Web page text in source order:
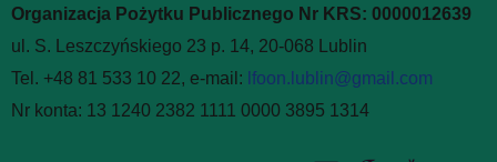
Organizacja Pożytku Publicznego Nr KRS: 0000012639
ul. S. Leszczyńskiego 23 p. 14, 20-068 Lublin
Tel. +48 81 533 10 22, e-mail: lfoon.lublin@gmail.com
Nr konta: 13 1240 2382 1111 0000 3895 1314